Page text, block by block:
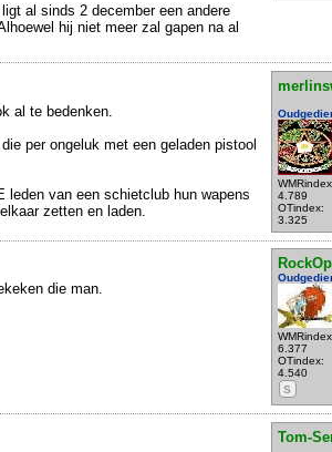
al sinds 2 december een andere
hij niet meer zal gapen na al
4.789
OTindex:
3.325
al te bedenken.
per ongeluk met een geladen pistool
leden van een schietclub hun wapens
zetten en laden.
6.377
OTindex:
4.540
S
die man.
Tom-